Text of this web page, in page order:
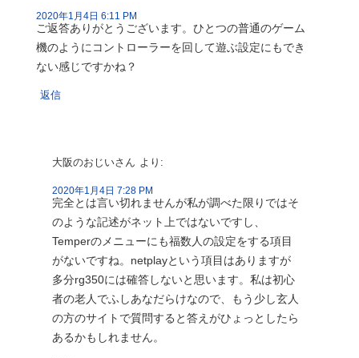
2020年1月4日 6:11 PM
ご返答ありがとうございます。ひとつの普通のゲーム
機のようにコントローラーを回して遊ぶ設定にもでき
ない感じですかね？
返信
大阪のおじいさん より:
2020年1月4日 7:28 PM
完全とは言い切れませんが私が調べた限りではそ
のような記述がネット上ではないですし、
Temperのメニューにも福数人の設定をする項目
がないですね。netplayという項目はありますが
多分rg350には確答しないと思います。私は初心
者の老人でふしあなだらけなので、もう少し玄人
の方のサイトで質問すると答えがひょっとしたら
あるかもしれません。